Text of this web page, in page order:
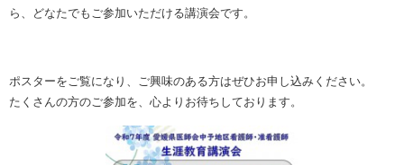
ら、どなたでもご参加いただける講演会です。
ポスターをご覧になり、ご興味のある方はぜひお申し込みください。
たくさんの方のご参加を、心よりお待ちしております。